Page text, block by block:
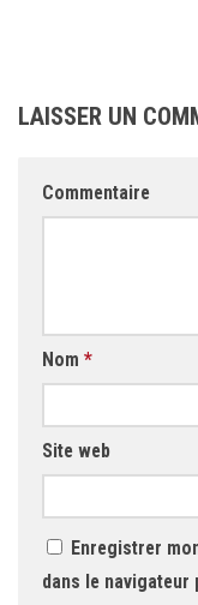
LAISSER UN
Commentaire
Nom *
Site web
Enregistrer
dans le navigateur